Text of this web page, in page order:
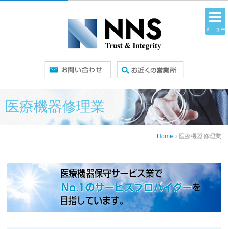
メニュー
医療機器修理業
Home 医療機器修理業